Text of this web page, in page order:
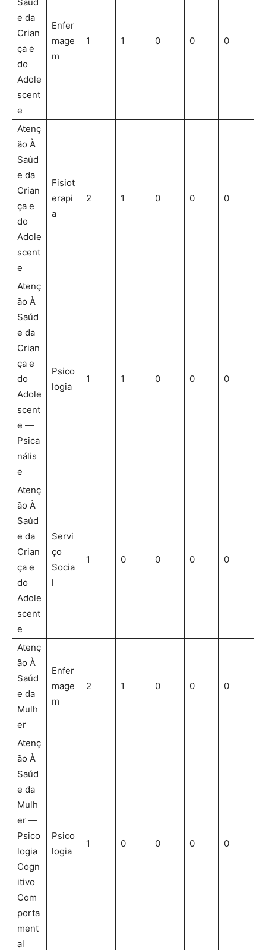
e da
Crian
ça e
do
Adole
scent
e
Enfer
mage
m
1 1 0 0 0
Atenç
ão À
Saúd
e da
Crian
ça e
do
Adole
scent
e
Fisiot
erapi
a
2 1 0 0 0
Atenç
ão À
Saúd
e da
Crian
ça e
do
Adole
scent
e —
Psica
nális
e
Psico
logia
1 1 0 0 0
Atenç
ão À
Saúd
e da
Crian
ça e
do
Adole
scent
e
Servi
ço
Socia
l
1 0 0 0 0
Atenç
ão À
Saúd
e da
Mulh
er
Enfer
mage
m
2 1 0 0 0
Atenç
ão À
Saúd
e da
Mulh
er —
Psico
logia
Cogn
itivo
Com
porta
ment
al
Psico
logia
1 0 0 0 0